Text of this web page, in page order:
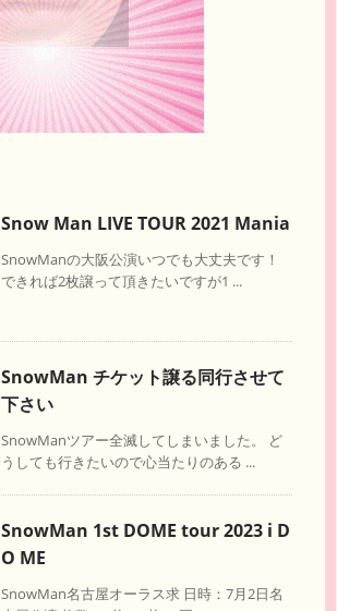
Snow Man LIVE TOUR 2021 Mania
SnowManの大阪公演いつでも大丈夫です！
できれば2枚譲って頂きたいですが1 ...
SnowMan チケット譲る同行させて
下さい
SnowManツアー全滅してしまいました。 ど
うしても行きたいので心当たりのある ...
SnowMan 1st DOME tour 2023 i D
O ME
SnowMan名古屋オーラス求 日時：7月2日名